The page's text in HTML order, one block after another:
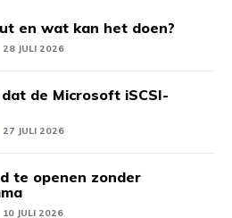
en wat kan het doen?
28 JULI 2026
de Microsoft iSCSI-
27 JULI 2026
te openen zonder
10 JULI 2026